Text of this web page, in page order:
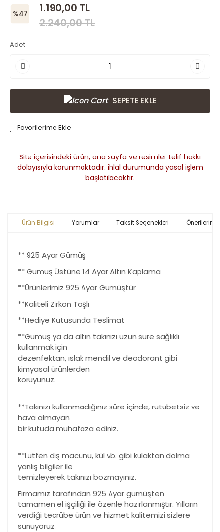
%47
1.190,00 TL
2.240,00 TL
Adet
SEPETE EKLE
Site içerisindeki ürün, ana sayfa ve resimler telif hakkı
dolayısıyla korunmaktadır. ihlal durumunda yasal işlem
başlatılacaktır.
Ürün Bilgisi Yorumlar Taksit Seçenekleri Önerileriniz
** 925 Ayar Gümüş
** Gümüş Üstüne 14 Ayar Altın Kaplama
**Ürünlerimiz 925 Ayar Gümüştür
**Kaliteli Zirkon Taşlı
**Hediye Kutusunda Teslimat
**Gümüş ya da altın takınızı uzun süre sağlıklı
kullanmak için
dezenfektan, ıslak mendil ve deodorant gibi
kimyasal ürünlerden
koruyunuz.
**Takınızı kullanmadığınız süre içinde, rutubetsiz ve
hava almayan
bir kutuda muhafaza ediniz.
**Lütfen diş macunu, kül vb. gibi kulaktan dolma
yanlış bilgiler ile
temizleyerek takınızı bozmayınız.
Firmamız tarafından 925 Ayar gümüşten
tamamen el işçiliği ile özenle hazırlanmıştır. Yılların
verdiği tecrübe ürün ve hizmet kalitemizi sizlere
sunuyoruz.